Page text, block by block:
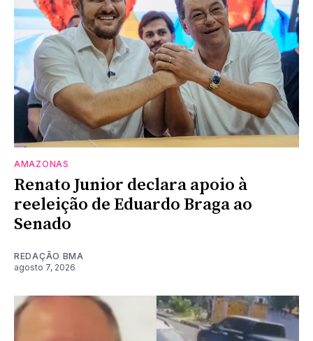
AMAZONAS
Renato Junior declara apoio à
reeleição de Eduardo Braga ao
Senado
REDAÇÃO BMA
agosto 7, 2026